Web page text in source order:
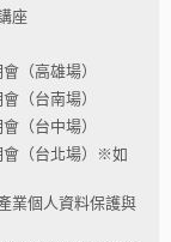
座
（高雄場）
（台南場）
（台中場）
會（台北場）※如
業個人資料保護與